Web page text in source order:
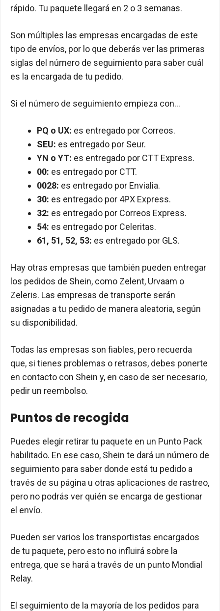
rápido. Tu paquete llegará en 2 o 3 semanas.
Son múltiples las empresas encargadas de este
tipo de envíos, por lo que deberás ver las primeras
siglas del número de seguimiento para saber cuál
es la encargada de tu pedido.
Si el número de seguimiento empieza con…
PQ o UX: es entregado por Correos.
SEU: es entregado por Seur.
YN o YT: es entregado por CTT Express.
00: es entregado por CTT.
0028: es entregado por Envialia.
30: es entregado por 4PX Express.
32: es entregado por Correos Express.
54: es entregado por Celeritas.
61, 51, 52, 53: es entregado por GLS.
Hay otras empresas que también pueden entregar
los pedidos de Shein, como Zelent, Urvaam o
Zeleris. Las empresas de transporte serán
asignadas a tu pedido de manera aleatoria, según
su disponibilidad.
Todas las empresas son fiables, pero recuerda
que, si tienes problemas o retrasos, debes ponerte
en contacto con Shein y, en caso de ser necesario,
pedir un reembolso.
Puntos de recogida
Puedes elegir retirar tu paquete en un Punto Pack
habilitado. En ese caso, Shein te dará un número de
seguimiento para saber donde está tu pedido a
través de su página u otras aplicaciones de rastreo,
pero no podrás ver quién se encarga de gestionar
el envío.
Pueden ser varios los transportistas encargados
de tu paquete, pero esto no influirá sobre la
entrega, que se hará a través de un punto Mondial
Relay.
El seguimiento de la mayoría de los pedidos para